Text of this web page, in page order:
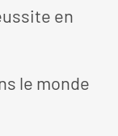
en
le monde